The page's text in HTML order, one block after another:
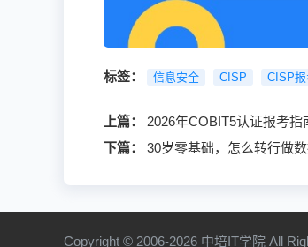
标签： 信息安全 CISP CISP
上篇：
2026年COBIT5认证报考指
下篇：
30岁零基础，怎么转行做
Copyright © 2006-2026 中培IT学院 All